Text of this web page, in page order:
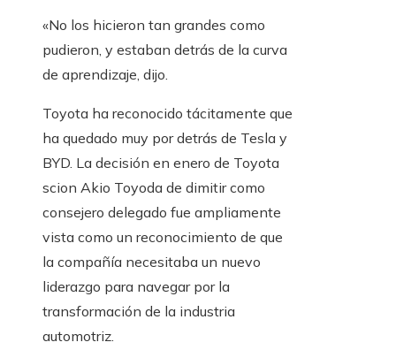
«No los hicieron tan grandes como
pudieron, y estaban detrás de la curva
de aprendizaje, dijo.
Toyota ha reconocido tácitamente que
ha quedado muy por detrás de Tesla y
BYD. La decisión en enero de Toyota
scion Akio Toyoda de dimitir como
consejero delegado fue ampliamente
vista como un reconocimiento de que
la compañía necesitaba un nuevo
liderazgo para navegar por la
transformación de la industria
automotriz.